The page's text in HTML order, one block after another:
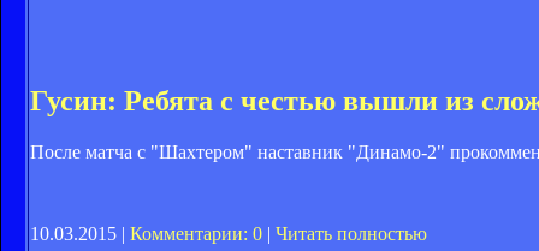
Гусин: Ребята с честью вышли из
После матча с "Шахтером" наставник "Динамо-2"
10.03.2015 | Комментарии: 0 | Читать полностью